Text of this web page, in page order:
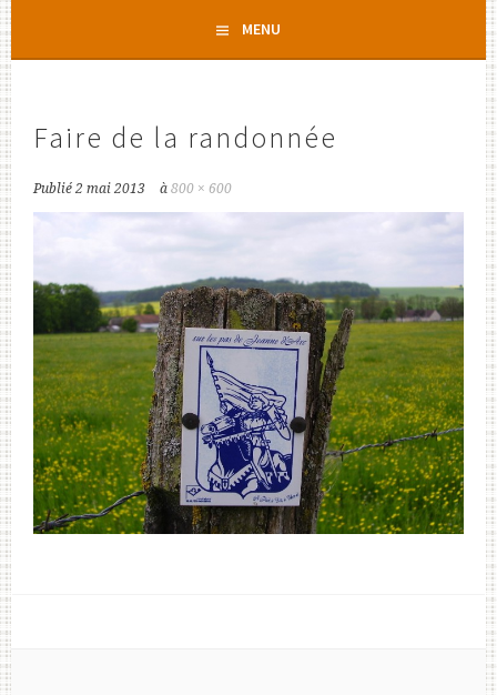
contenu
MENU
Faire de la randonnée
Publié2 mai 2013 à800 × 600